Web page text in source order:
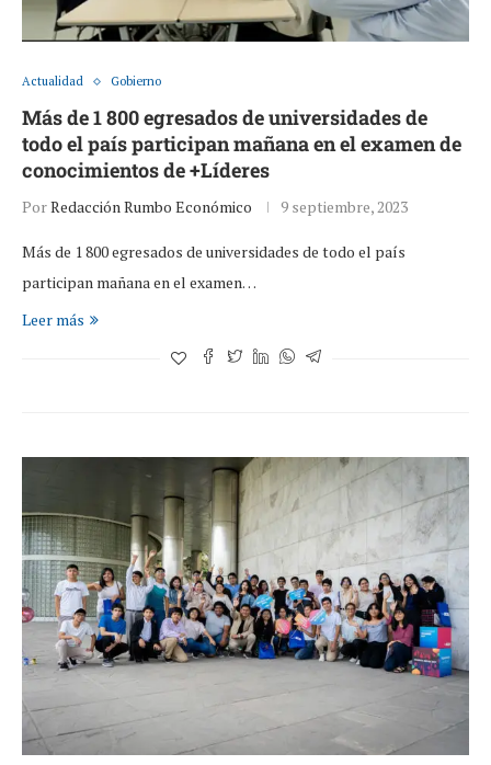
Actualidad Gobierno
Más de 1 800 egresados de universidades de
todo el país participan mañana en el examen de
conocimientos de +Líderes
PorRedacción Rumbo Económico 9 septiembre, 2023
Más de 1 800 egresados de universidades de todo el país
participan mañana en el examen…
Leer más